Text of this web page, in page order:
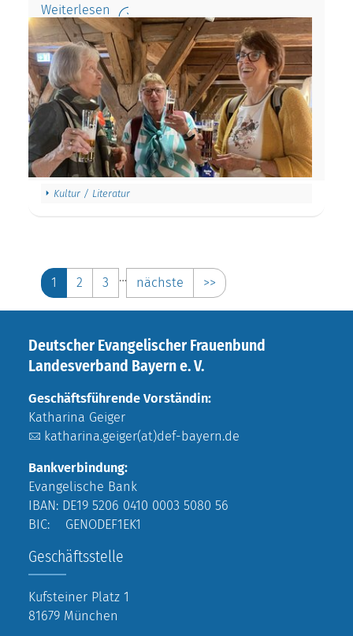
Weiterlesen
Kultur / Literatur
1 2 3 … nächste >>
Deutscher Evangelischer Frauenbund
Landesverband Bayern e. V.
Geschäftsführende Vorständin:
Katharina Geiger
katharina.geiger(at)def-bayern.de
Bankverbindung:
Evangelische Bank
IBAN: DE19 5206 0410 0003 5080 56
BIC: GENODEF1EK1
Geschäftsstelle
Kufsteiner Platz 1
81679 München